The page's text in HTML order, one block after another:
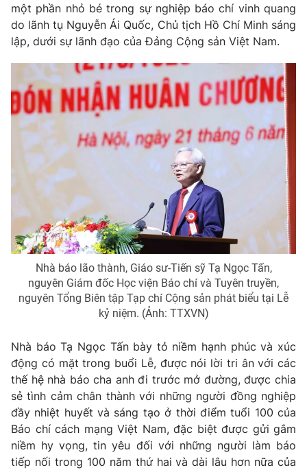
một phần nhỏ bé trong sự nghiệp báo chí vinh quang
do lãnh tụ Nguyễn Ái Quốc, Chủ tịch Hồ Chí Minh sáng
lập, dưới sự lãnh đạo của Đảng Cộng sản Việt Nam.
Nhà báo lão thành, Giáo sư-Tiến sỹ Tạ Ngọc Tấn,
nguyên Giám đốc Học viện Báo chí và Tuyên truyền,
nguyên Tổng Biên tập Tạp chí Cộng sản phát biểu tại Lễ
kỷ niệm. (Ảnh: TTXVN)
Nhà báo Tạ Ngọc Tấn bày tỏ niềm hạnh phúc và xúc
động có mặt trong buổi Lễ, được nói lời tri ân với các
thế hệ nhà báo cha anh đi trước mở đường, được chia
sẻ tình cảm chân thành với những người đồng nghiệp
đầy nhiệt huyết và sáng tạo ở thời điểm tuổi 100 của
Báo chí cách mạng Việt Nam, đặc biệt được gửi gắm
niềm hy vọng, tin yêu đối với những người làm báo
tiếp nối trong 100 năm thứ hai và dài lâu hơn nữa của